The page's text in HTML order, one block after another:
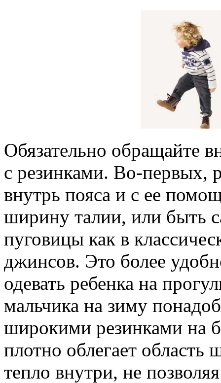
Обязательно обращайте
с резинками. Во-первых,
внутрь пояса и с ее
ширину талии, или быть
пуговицы как в
джинсов. Это более
одевать ребенка на
мальчика на зиму
широкими резинками на
плотно облегает
тепло внутри, не